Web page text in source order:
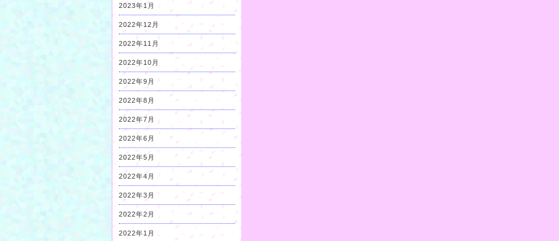
2023年1月
2022年12月
2022年11月
2022年10月
2022年9月
2022年8月
2022年7月
2022年6月
2022年5月
2022年4月
2022年3月
2022年2月
2022年1月